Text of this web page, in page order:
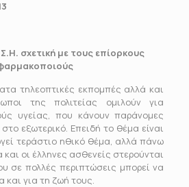
σχετική με τους επίορκους
εκπομπές αλλά και
της πολιτείας ομιλούν για
υγείας, που κάνουν παράνομες
εξωτερικό. Επειδή το θέμα είναι
τεράστιο ηθικό θέμα, αλλά πάνω
οι έλληνες ασθενείς στερούνται
σε πολλές περιπτώσεις μπορεί να
και για τη ζωή τους.